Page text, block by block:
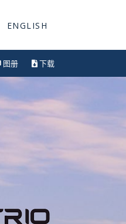
ENGLISH
图册 下载